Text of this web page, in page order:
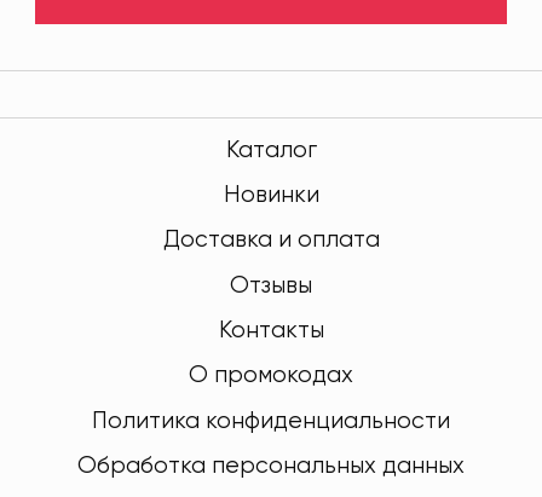
Каталог
Новинки
Доставка и оплата
Отзывы
Контакты
О промокодах
Политика конфиденциальности
Обработка персональных данных